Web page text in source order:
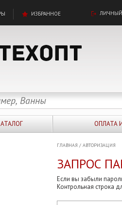
ИЗБРАННОЕ
ОПЛАТА
ГЛАВНАЯ / АВТОРИЗАЦИЯ
ЗАПРОС
Если вы забыли
Контрольная строка